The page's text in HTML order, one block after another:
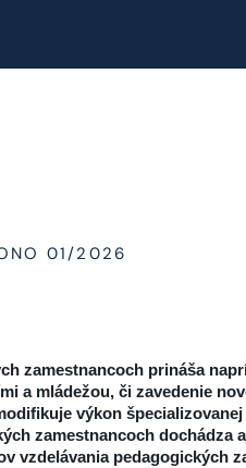
01/2026
zamestnancoch prináša
a mládežou, či zavedenie
výkon
zamestnancoch dochádza
vzdelávania pedagogických